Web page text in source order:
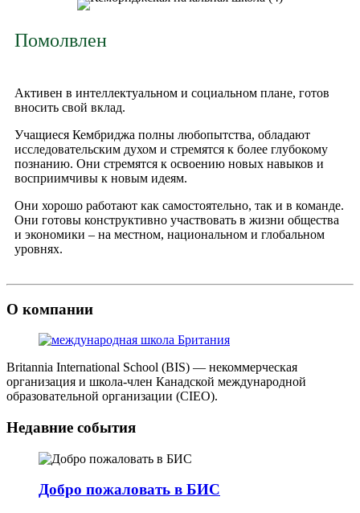
Помолвлен
Активен в интеллектуальном и социальном плане, готов
вносить свой вклад.
Учащиеся Кембриджа полны любопытства, обладают
исследовательским духом и стремятся к более глубокому
познанию. Они стремятся к освоению новых навыков и
восприимчивы к новым идеям.
Они хорошо работают как самостоятельно, так и в команде.
Они готовы конструктивно участвовать в жизни общества
и экономики – на местном, национальном и глобальном
уровнях.
О компании
Britannia International School (BIS) — некоммерческая
организация и школа-член Канадской международной
образовательной организации (CIEO).
Недавние события
Добро пожаловать в БИС